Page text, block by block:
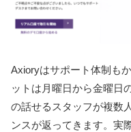
Axioryはサポート体制も
ットは月曜日から金曜日
の話せるスタッフが複数
ンスが返ってきます。実